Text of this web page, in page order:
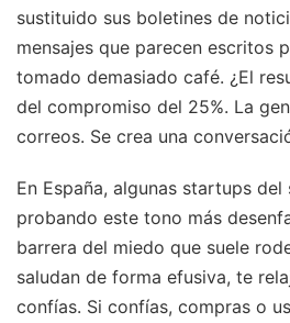
sustituido sus boletines de
mensajes que parecen escritos
tomado demasiado café. ¿El
del compromiso del 25%. La
correos. Se crea una
En España, algunas startups
probando este tono más
barrera del miedo que suele
saludan de forma efusiva, te
confías. Si confías, compras o